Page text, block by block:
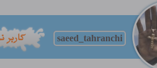
saeed_tahranchi